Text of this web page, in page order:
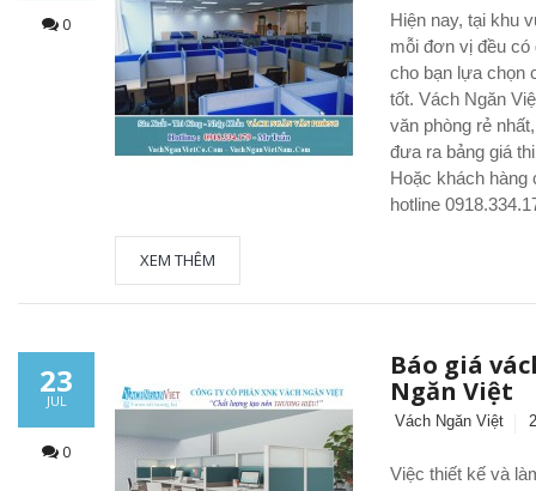
0
Hiện nay, tại khu
mỗi đơn vị đều có
cho bạn lựa chọn
tốt. Vách Ngăn
văn phòng rẻ
đưa ra bảng giá
Hoặc khách hàng
hotline
XEM THÊM
23
JUL
0
Báo giá
Ngăn Việt
Vách Ngăn Việt
Việc thiết kế và